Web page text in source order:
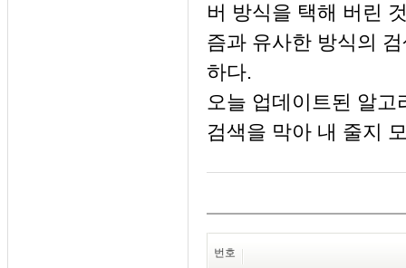
버 방식을 택해 버린
즘과 유사한 방식의
하다.
오늘 업데이트된 알고
검색을 막아 내 줄지
번호